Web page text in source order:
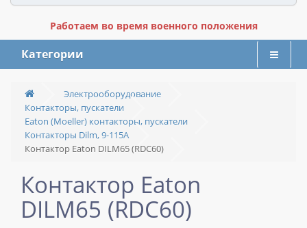
Работаем во время военного положения
Категории
Электрооборудование
Контакторы, пускатели
Eaton (Moeller) контакторы, пускатели
Контакторы Dilm, 9-115A
Контактор Eaton DILM65 (RDC60)
Контактор Eaton
DILM65 (RDC60)